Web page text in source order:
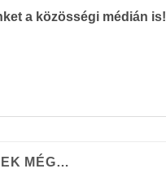
a közösségi médián is!
MÉG…